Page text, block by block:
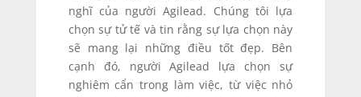
nghĩ của người Agilead. Chúng tôi lựa
chọn sự tử tế và tin rằng sự lựa chọn này
sẽ mang lại những điều tốt đẹp. Bên
cạnh đó, người Agilead lựa chọn sự
nghiêm cẩn trong làm việc, từ việc nhỏ